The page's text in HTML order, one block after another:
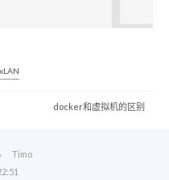
docker和虚拟机的区别
Timo